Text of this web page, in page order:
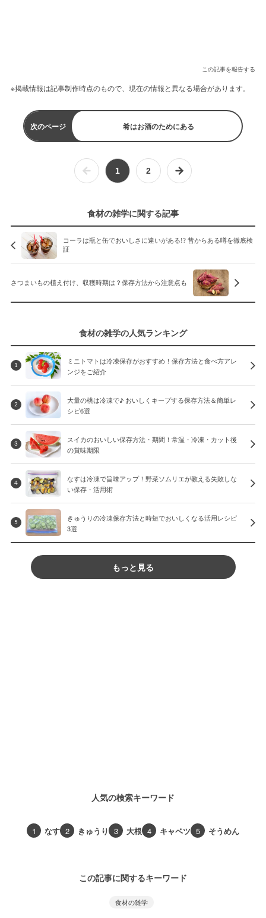
この記事を報告する
※掲載情報は記事制作時点のもので、現在の情報と異なる場合があります。
次のページ 肴はお酒のためにある
1 2
食材の雑学に関する記事
コーラは瓶と缶でおいしさに違いがある!? 昔からある噂を徹底検
証
さつまいもの植え付け、収穫時期は？保存方法から注意点も
食材の雑学の人気ランキング
1
ミニトマトは冷凍保存がおすすめ！保存方法と食べ方アレ
ンジをご紹介
2
大量の桃は冷凍で♪ おいしくキープする保存方法＆簡単レ
シピ6選
3
スイカのおいしい保存方法・期間！常温・冷凍・カット後
の賞味期限
4
なすは冷凍で旨味アップ！野菜ソムリエが教える失敗しな
い保存・活用術
5
きゅうりの冷凍保存方法と時短でおいしくなる活用レシピ
3選
もっと見る
人気の検索キーワード
1 なす 2 きゅうり 3 大根 4 キャベツ 5 そうめん
この記事に関するキーワード
食材の雑学